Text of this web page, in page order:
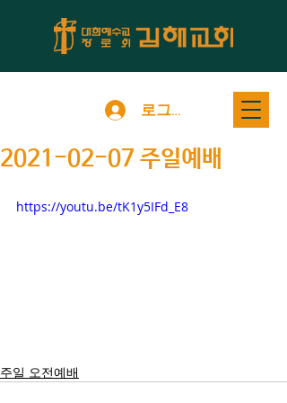
로그인
2021-02-07 주일예배
https://youtu.be/tK1y5IFd_E8
주일 오전예배